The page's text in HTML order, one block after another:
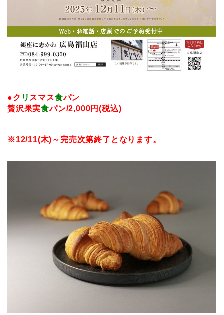
●ク リ スマス食パン
贅沢果実食パン/2,000円(税込)
※12/11(木)～完売次第終了となります。